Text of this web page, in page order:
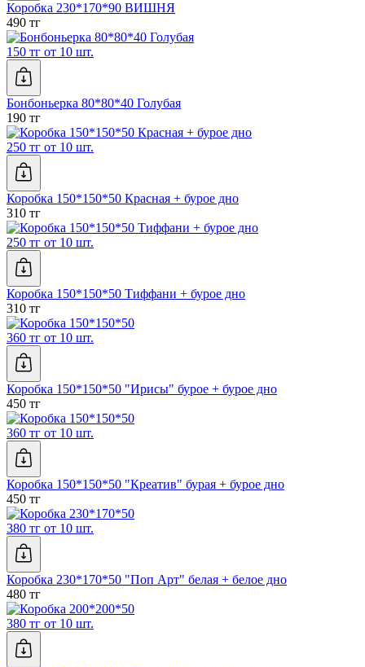
Коробка 230*170*90 ВИШНЯ
490 тг
150 тг от 10 шт.
Бонбоньерка 80*80*40 Голубая
190 тг
250 тг от 10 шт.
Коробка 150*150*50 Красная + бурое дно
310 тг
250 тг от 10 шт.
Коробка 150*150*50 Тиффани + бурое дно
310 тг
360 тг от 10 шт.
Коробка 150*150*50 "Ирисы" бурое + бурое дно
450 тг
360 тг от 10 шт.
Коробка 150*150*50 "Креатив" бурая + бурое дно
450 тг
380 тг от 10 шт.
Коробка 230*170*50 "Поп Арт" белая + белое дно
480 тг
380 тг от 10 шт.